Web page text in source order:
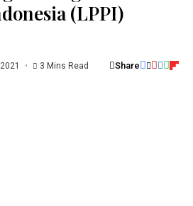
(LPPI)
3 Mins Read Share